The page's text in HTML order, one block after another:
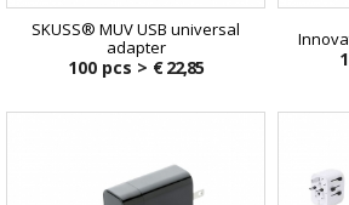
SKUSS® MUV USB universal
adapter
100 pcs > € 22,85